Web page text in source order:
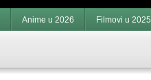
Anime u 2026 Filmovi u 2025